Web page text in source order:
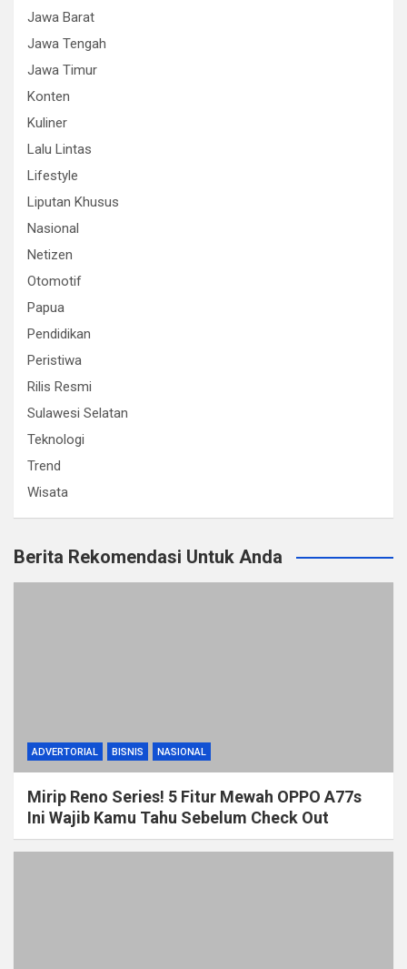
Jawa Barat
Jawa Tengah
Jawa Timur
Konten
Kuliner
Lalu Lintas
Lifestyle
Liputan Khusus
Nasional
Netizen
Otomotif
Papua
Pendidikan
Peristiwa
Rilis Resmi
Sulawesi Selatan
Teknologi
Trend
Wisata
Berita Rekomendasi Untuk Anda
ADVERTORIAL BISNIS NASIONAL
Mirip Reno Series! 5 Fitur Mewah OPPO A77s
Ini Wajib Kamu Tahu Sebelum Check Out